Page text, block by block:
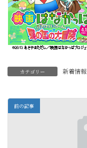
カテゴリー 新着情報
前の記事